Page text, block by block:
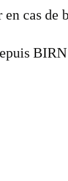
en cas